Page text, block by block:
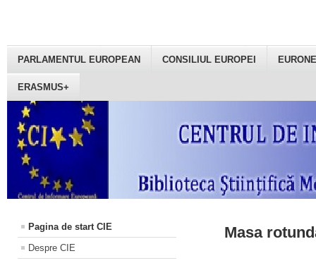
PARLAMENTUL EUROPEAN CONSILIUL EUROPEI
ERASMUS+
Pagina de start CIE
Despre CIE
Masa